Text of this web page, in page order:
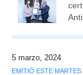
5 marzo, 2024
EMITIÓ ESTE